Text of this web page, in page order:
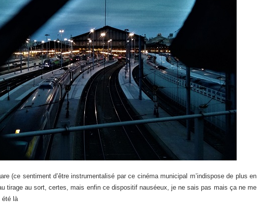
(ce sentiment d’être instrumentalisé par ce cinéma municipal m’indispose de plus en
tirage au sort, certes, mais enfin ce dispositif nauséeux, je ne sais pas mais ça ne me
été là